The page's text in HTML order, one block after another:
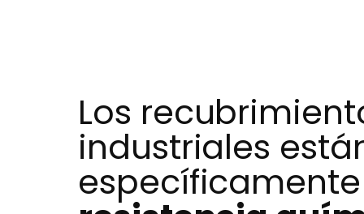
Los
industriales